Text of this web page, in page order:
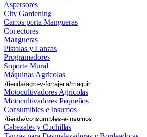
Aspersores
City Gardening
Carros porta Mangueras
Conectores
Mangueras
Pistolas y Lanzas
Programadores
Soporte Mural
Máquinas Agrícolas
Motocultivadores Agrícolas
Motocultivadores Pequeños
Consumibles e Insumos
Cabezales y Cuchillas